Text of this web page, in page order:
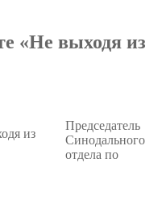
«Не выходя из
Председатель
Синодального
отдела по